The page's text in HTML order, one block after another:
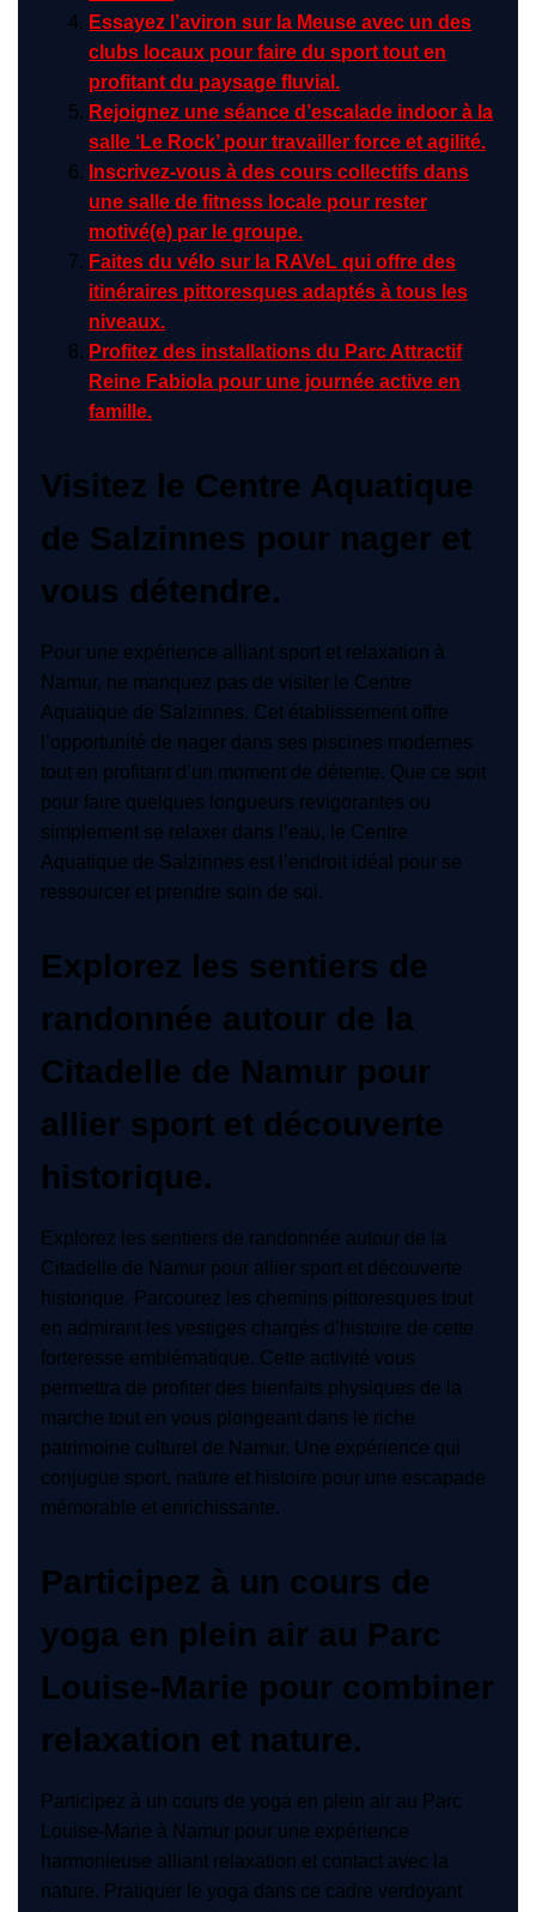
Essayez l’aviron sur la Meuse avec un des
clubs locaux pour faire du sport tout en
profitant du paysage fluvial.
Rejoignez une séance d’escalade indoor à la
salle ‘Le Rock’ pour travailler force et agilité.
Inscrivez-vous à des cours collectifs dans
une salle de fitness locale pour rester
motivé(e) par le groupe.
Faites du vélo sur la RAVeL qui offre des
itinéraires pittoresques adaptés à tous les
niveaux.
Profitez des installations du Parc Attractif
Reine Fabiola pour une journée active en
famille.
Visitez le Centre Aquatique
de Salzinnes pour nager et
vous détendre.
Pour une expérience alliant sport et relaxation à
Namur, ne manquez pas de visiter le Centre
Aquatique de Salzinnes. Cet établissement offre
l’opportunité de nager dans ses piscines modernes
tout en profitant d’un moment de détente. Que ce soit
pour faire quelques longueurs revigorantes ou
simplement se relaxer dans l’eau, le Centre
Aquatique de Salzinnes est l’endroit idéal pour se
ressourcer et prendre soin de soi.
Explorez les sentiers de
randonnée autour de la
Citadelle de Namur pour
allier sport et découverte
historique.
Explorez les sentiers de randonnée autour de la
Citadelle de Namur pour allier sport et découverte
historique. Parcourez les chemins pittoresques tout
en admirant les vestiges chargés d’histoire de cette
forteresse emblématique. Cette activité vous
permettra de profiter des bienfaits physiques de la
marche tout en vous plongeant dans le riche
patrimoine culturel de Namur. Une expérience qui
conjugue sport, nature et histoire pour une escapade
mémorable et enrichissante.
Participez à un cours de
yoga en plein air au Parc
Louise-Marie pour combiner
relaxation et nature.
Participez à un cours de yoga en plein air au Parc
Louise-Marie à Namur pour une expérience
harmonieuse alliant relaxation et contact avec la
nature. Pratiquer le yoga dans ce cadre verdoyant